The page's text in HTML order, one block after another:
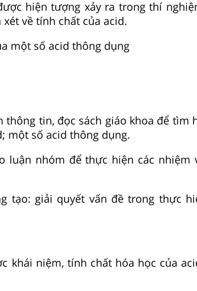
hiện tượng xảy ra trong thí
về tính chất của acid.
một số acid thông dụng
tin, đọc sách giáo khoa để tìm
một số acid thông dụng.
luận nhóm để thực hiện các nhiệm
tạo: giải quyết vấn đề trong thực
khái niệm, tính chất hóa học của